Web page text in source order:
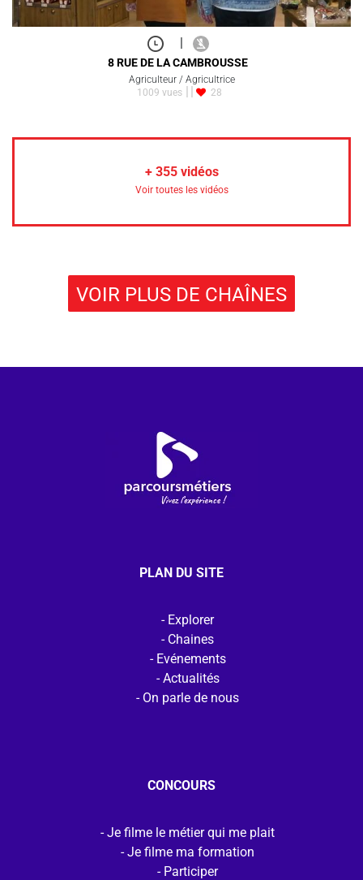
|
8 RUE DE LA CAMBROUSSE
Agriculteur / Agricultrice
1009 vues
28
+ 355vidéos
Voir toutes les vidéos
VOIR PLUS DE CHAÎNES
PLAN DU SITE
Explorer
Chaines
Evénements
Actualités
On parle de nous
CONCOURS
Je filme le métier qui me plait
Je filme ma formation
Participer